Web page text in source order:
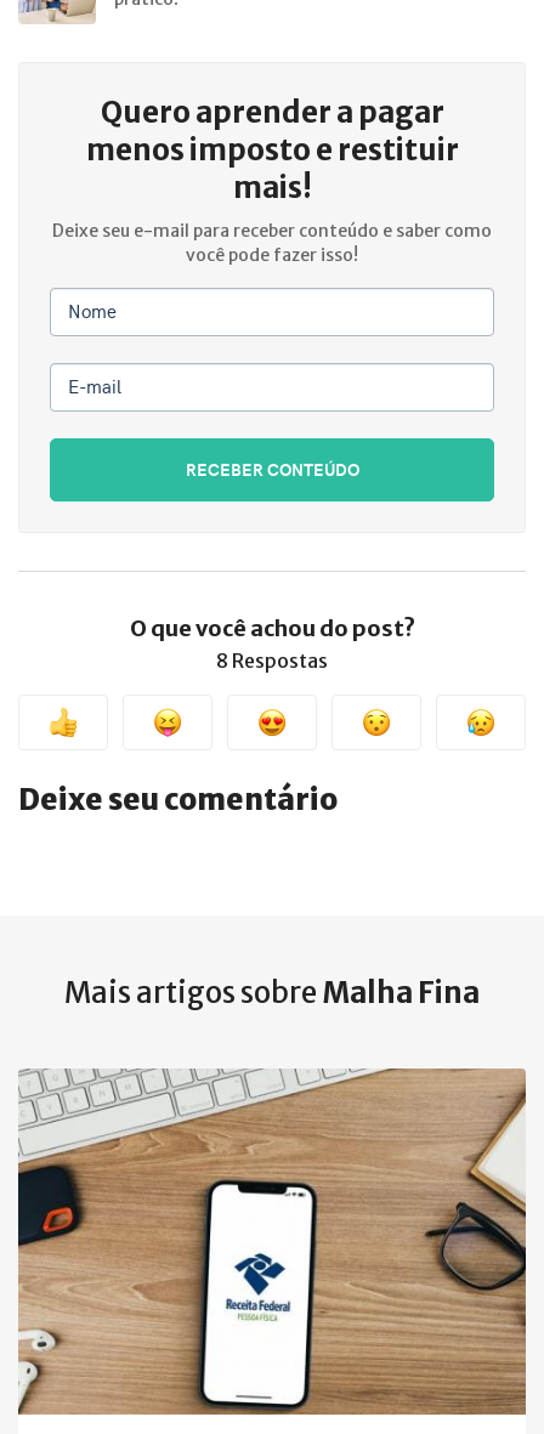
Quero aprender a pagar
menos imposto e restituir
mais!
Deixe seu e-mail para receber conteúdo e saber como
você pode fazer isso!
Nome
E-mail
RECEBER CONTEÚDO
O que você achou do post?
8 Respostas
Deixe seu comentário
Mais artigos sobreMalha Fina